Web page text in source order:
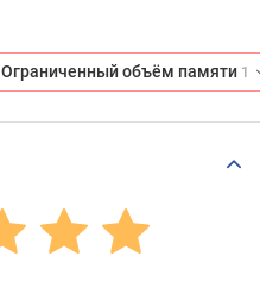
Ограниченный объём памяти 1